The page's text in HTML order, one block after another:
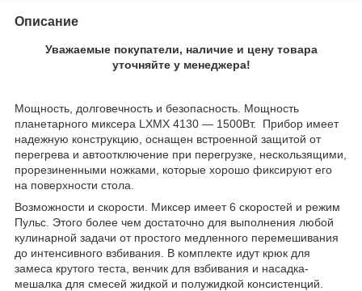
Описание
Уважаемые покупатели, наличие и цену товара
уточняйте у менеджера!
Мощность, долговечность и безопасность. Мощность
планетарного миксера LXMX 4130 — 1500Вт. Прибор имеет
надежную конструкцию, оснащен встроенной защитой от
перегрева и автоотключение при перегрузке, нескользящими,
прорезиненными ножками, которые хорошо фиксируют его
на поверхности стола.
Возможности и скорости. Миксер имеет 6 скоростей и режим
Пульс. Этого более чем достаточно для выполнения любой
кулинарной задачи от простого медленного перемешивания
до интенсивного взбивания. В комплекте идут крюк для
замеса крутого теста, венчик для взбивания и насадка-
мешалка для смесей жидкой и полужидкой консистенций.